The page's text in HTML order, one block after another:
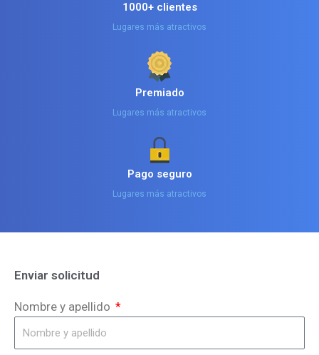
1000+ clientes
Lugares más atractivos
Premiado
Lugares más atractivos
Pago seguro
Lugares más atractivos
Enviar solicitud
Nombre y apellido